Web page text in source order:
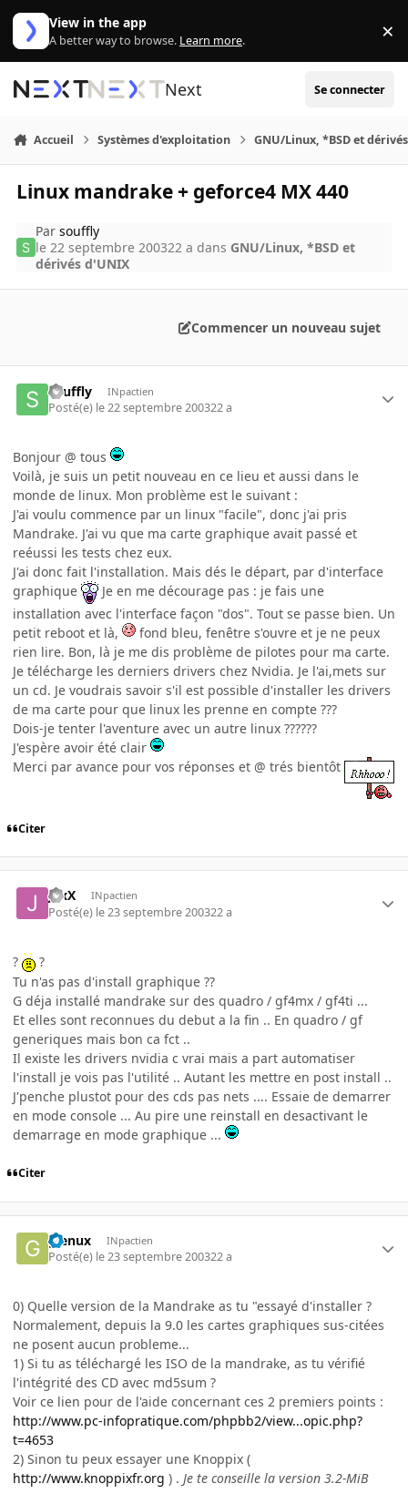
Aller au contenu
View in the app
A better way to browse. Learn more. ×
Next Se connecter
Accueil Systèmes d'exploitation GNU/Linux, *BSD et
Linux mandrake + geforce4 MX 440
Parsouffly
le 22 septembre 200322 a dans GNU/Linux, *BSD et
dérivés d'UNIX
Commencer un nouveau sujet
souffly INpactien
Posté(e) le 22 septembre 200322 a
Bonjour @ tous
Voilà, je suis un petit nouveau en ce lieu et aussi dans le
monde de linux. Mon problème est le suivant :
J'ai voulu commence par un linux "facile", donc j'ai pris
Mandrake. J'ai vu que ma carte graphique avait passé et
reéussi les tests chez eux.
J'ai donc fait l'installation. Mais dés le départ, par d'interface
graphique
Je en me décourage pas : je fais une
installation avec l'interface façon "dos". Tout se passe bien. Un
petit reboot et là,
fond bleu, fenêtre s'ouvre et je ne peux
rien lire. Bon, là je me dis problème de pilotes pour ma carte.
Je télécharge les derniers drivers chez Nvidia. Je l'ai,mets sur
un cd. Je voudrais savoir s'il est possible d'installer les drivers
de ma carte pour que linux les prenne en compte ???
Dois-je tenter l'aventure avec un autre linux ??????
J'espère avoir été clair
Merci par avance pour vos réponses et @ trés bientôt
Citer
JaxX INpactien
Posté(e) le 23 septembre 200322 a
?
?
Tu n'as pas d'install graphique ??
G déja installé mandrake sur des quadro / gf4mx / gf4ti ...
Et elles sont reconnues du debut a la fin .. En quadro / gf
generiques mais bon ca fct ..
Il existe les drivers nvidia c vrai mais a part automatiser
l'install je vois pas l'utilité .. Autant les mettre en post install ..
J'penche plustot pour des cds pas nets .... Essaie de demarrer
en mode console ... Au pire une reinstall en desactivant le
demarrage en mode graphique ...
Citer
glenux INpactien
Posté(e) le 23 septembre 200322 a
0) Quelle version de la Mandrake as tu "essayé d'installer ?
Normalement, depuis la 9.0 les cartes graphiques sus-citées
ne posent aucun probleme...
1) Si tu as téléchargé les ISO de la mandrake, as tu vérifié
l'intégrité des CD avec md5sum ?
Voir ce lien pour de l'aide concernant ces 2 premiers points :
http://www.pc-infopratique.com/phpbb2/view...opic.php?
t=4653
2) Sinon tu peux essayer une Knoppix (
http://www.knoppixfr.org ) . Je te conseille la version 3.2-MiB